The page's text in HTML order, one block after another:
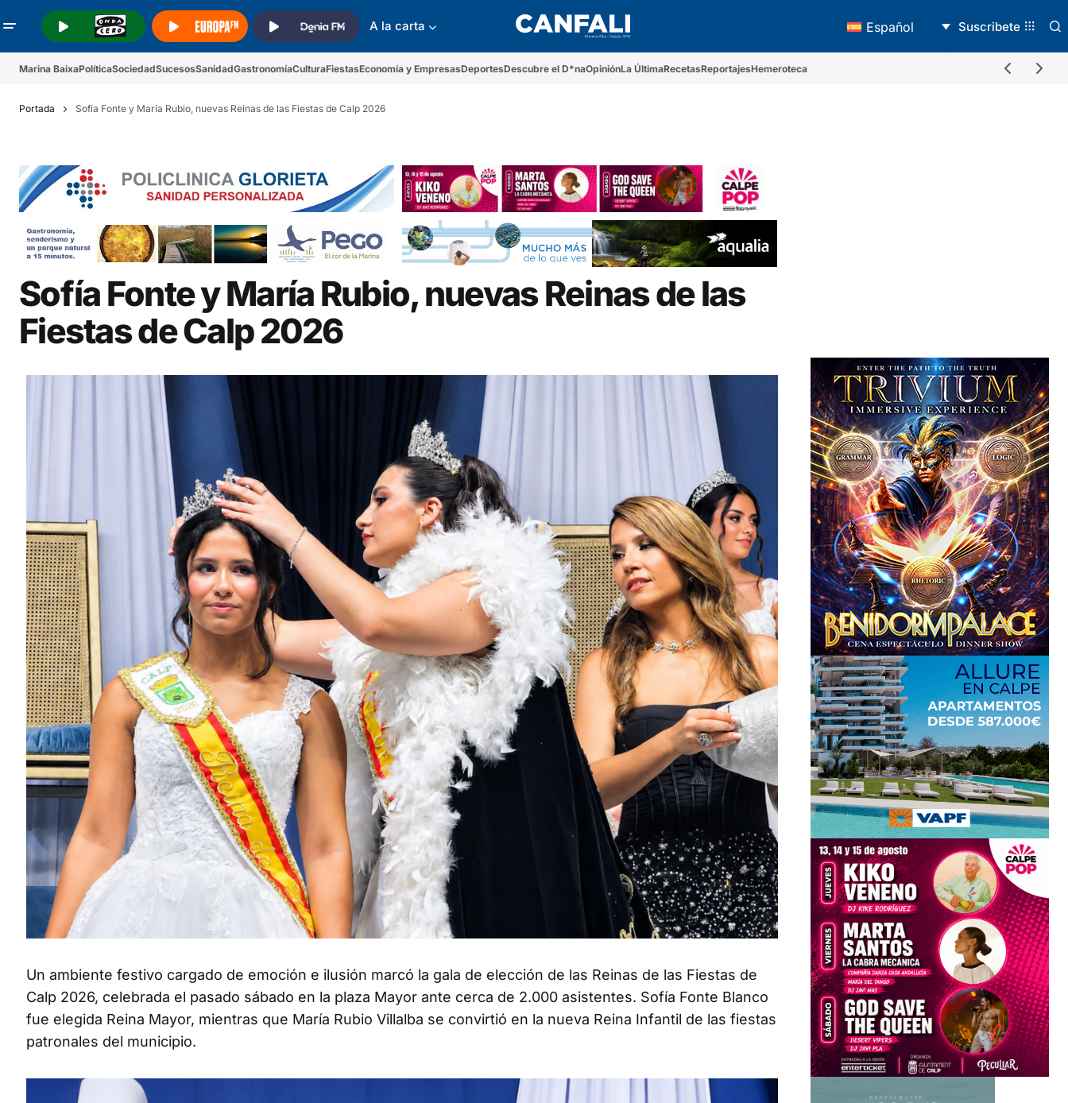
A la carta Español Suscribete
Marina BaixaPolíticaSociedadSucesosSanidadGastronomíaCulturaFiestasEconomía y EmpresasDeportesDescubre el D*naOpiniónLa ÚltimaRecetasReportajesHemeroteca
Portada Sofía Fonte y María Rubio, nuevas Reinas de las Fiestas de Calp 2026
Sofía Fonte y María Rubio, nuevas Reinas de las
Fiestas de Calp 2026
Un ambiente festivo cargado de emoción e ilusión marcó la gala de elección de las Reinas de las Fiestas de
Calp 2026, celebrada el pasado sábado en la plaza Mayor ante cerca de 2.000 asistentes. Sofía Fonte Blanco
fue elegida Reina Mayor, mientras que María Rubio Villalba se convirtió en la nueva Reina Infantil de las fiestas
patronales del municipio.